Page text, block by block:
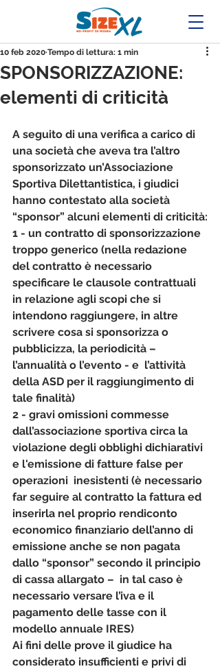
SPONSORIZZAZIONE:
elementi di criticità
10 feb 2020 Tempo di lettura: 1 min
A seguito di una verifica a carico di
una società che aveva tra l’altro
sponsorizzato un’Associazione
Sportiva Dilettantistica, i giudici
hanno contestato alla società
“sponsor” alcuni elementi di criticità:
1 - un contratto di sponsorizzazione
troppo generico (nella redazione
del contratto è necessario
specificare le clausole contrattuali
in relazione agli scopi che si
intendono raggiungere, in altre
scrivere cosa si sponsorizza o
pubblicizza, la periodicità –
l’annualità o l’evento - e  l’attività
della ASD per il raggiungimento di
tale finalità)
2 - gravi omissioni commesse
dall’associazione sportiva circa la
violazione degli obblighi dichiarativi
e l'emissione di fatture false per
operazioni  inesistenti (è necessario
far seguire al contratto la fattura ed
inserirla nel proprio rendiconto
economico finanziario dell’anno di
emissione anche se non pagata
dallo “sponsor” secondo il principio
di cassa allargato –  in tal caso è
necessario versare l’iva e il
pagamento delle tasse con il
modello annuale IRES)
Ai fini delle prove il giudice ha
considerato insufficienti e privi di